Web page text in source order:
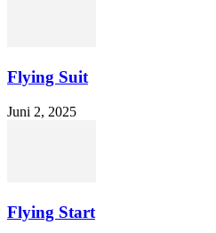
Flying Suit
Juni 2, 2025
Flying Start